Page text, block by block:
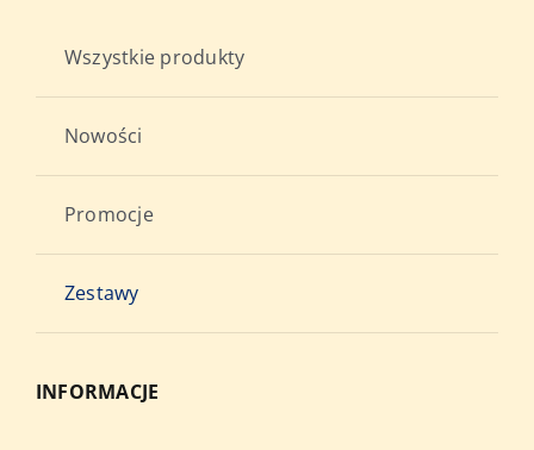
Wszystkie produkty
Nowości
Promocje
Zestawy
INFORMACJE